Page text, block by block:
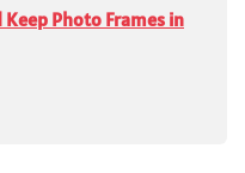
Keep Photo Frames in